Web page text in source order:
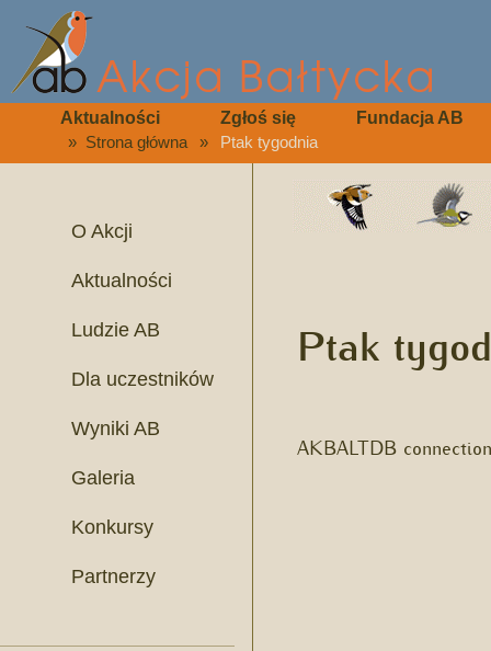
Aktualności Zgłoś się Fundacja AB
» Strona główna » Ptak tygodnia
O Akcji
Aktualności
Ludzie AB
Dla uczestników
Wyniki AB
Galeria
Konkursy
Partnerzy
Ptak
AKBALTDB